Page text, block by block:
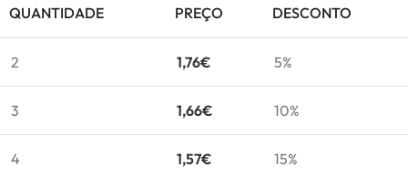
QUANTIDADE PREÇO DESCONTO
2 1,76€ 5%
3 1,66€ 10%
4 1,57€ 15%